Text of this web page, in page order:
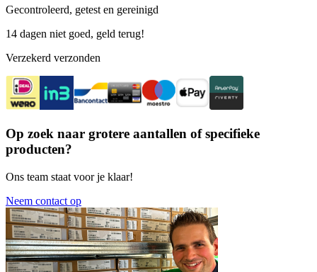
Gecontroleerd, getest en gereinigd
14 dagen niet goed, geld terug!
Verzekerd verzonden
Op zoek naar grotere aantallen of specifieke
producten?
Ons team staat voor je klaar!
Neem contact op